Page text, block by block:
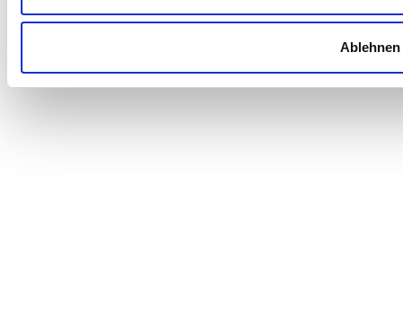
Ablehnen